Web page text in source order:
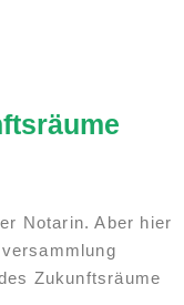
Notarin. Aber hier
Zukunftsräume